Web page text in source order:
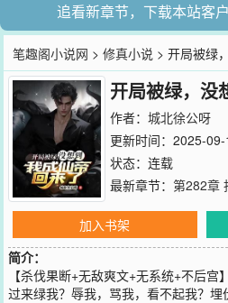
追看新章节，下载本站客
笔趣阁小说网 >修真小说 > 开局被绿
开局被绿，没
作者： 城北徐公呀
更新时间：2025-
状态：连载
最新章节： 第282章
加入书架
简介：
【杀伐果断+无敌爽文+无系统+不后宫
过来绿我？辱我，骂我，看不起我？